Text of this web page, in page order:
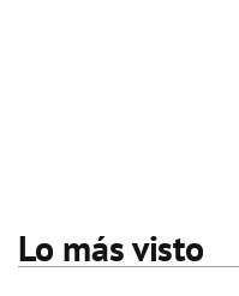
Lo más visto